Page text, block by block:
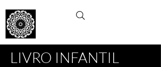
LIVRO INFANTIL